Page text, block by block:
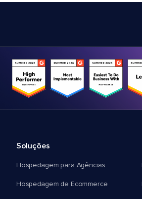
Soluções
Hospedagem para Agências
Hospedagem de Ecommerce